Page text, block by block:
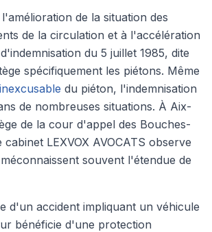
de la situation des
de la circulation et à l'accélération
du 5 juillet 1985, dite
spécifiquement les piétons. Même
du piéton, l'indemnisation
de nombreuses situations. À Aix-
de la cour d'appel des Bouches-
LEXVOX AVOCATS observe
souvent l'étendue de
d'un accident impliquant un véhicule
bénéficie d'une protection